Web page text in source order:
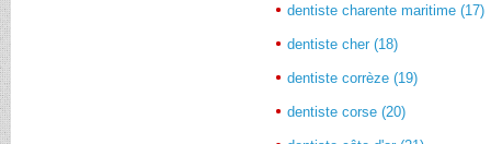
dentiste charente maritime (17)
dentiste cher (18)
dentiste corrèze (19)
dentiste corse (20)